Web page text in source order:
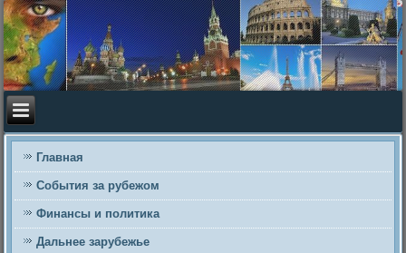
Главная
События за рубежом
Финансы и политика
Дальнее зарубежье